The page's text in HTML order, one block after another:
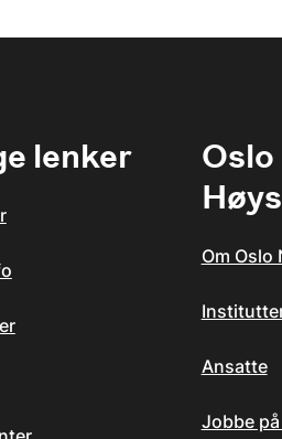
lenker
Oslo
Om Oslo
Ansatte
Jobbe på